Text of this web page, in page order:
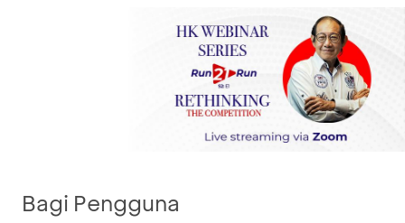
Bagi Pengguna